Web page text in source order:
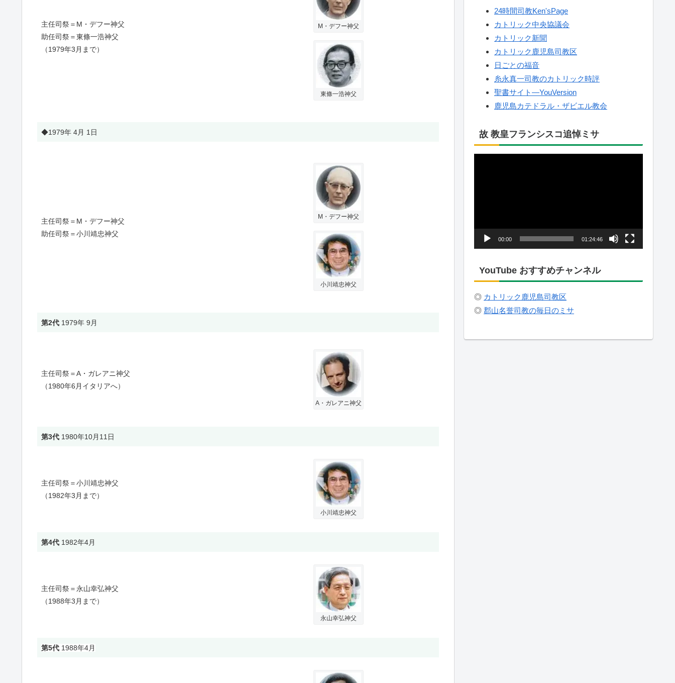
主任司祭＝M・デフー神父
助任司祭＝東條一浩神父
（1979年3月まで）
M・デフー神父
東條一浩神父
◆1979年 4月 1日
主任司祭＝M・デフー神父
助任司祭＝小川靖忠神父
M・デフー神父
小川靖忠神父
第2代1979年 9月
主任司祭＝A・ガレアニ神父
（1980年6月イタリアへ）
A・ガレアニ神父
第3代1980年10月11日
主任司祭＝小川靖忠神父
（1982年3月まで）
小川靖忠神父
第4代1982年4月
主任司祭＝永山幸弘神父
（1988年3月まで）
永山幸弘神父
第5代1988年4月
24時間司教Ken'sPage
カトリック中央協議会
カトリック新聞
カトリック鹿児島司教区
日ごとの福音
糸永真一司教のカトリック時評
聖書サイト—YouVersion
鹿児島カテドラル・ザビエル教会
故 教皇フランシスコ追悼ミサ
ヤ
00:00 01:24:46
YouTube おすすめチャンネル
◎ カトリック鹿児島司教区
◎ 郡山名誉司教の毎日のミサ